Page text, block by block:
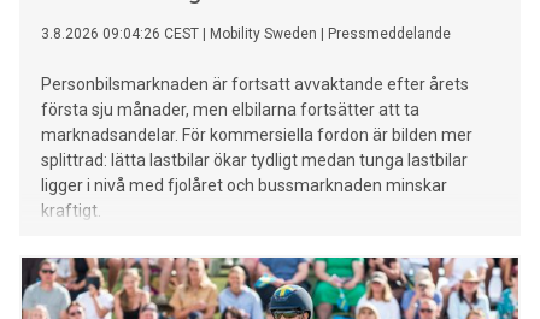
3.8.2026 09:04:26 CEST Mobility Sweden Pressmeddelande
Personbilsmarknaden är fortsatt avvaktande efter årets
första sju månader, men elbilarna fortsätter att ta
marknadsandelar. För kommersiella fordon är bilden mer
splittrad: lätta lastbilar ökar tydligt medan tunga lastbilar
ligger i nivå med fjolåret och bussmarknaden minskar
kraftigt.